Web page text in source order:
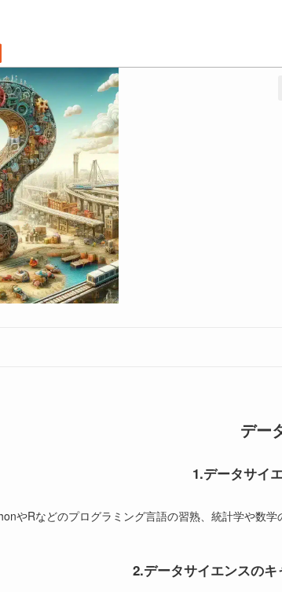
デー
1.データサイ
やRなどのプログラミング言語の習熟、統計学や数
2.データサイエンスの